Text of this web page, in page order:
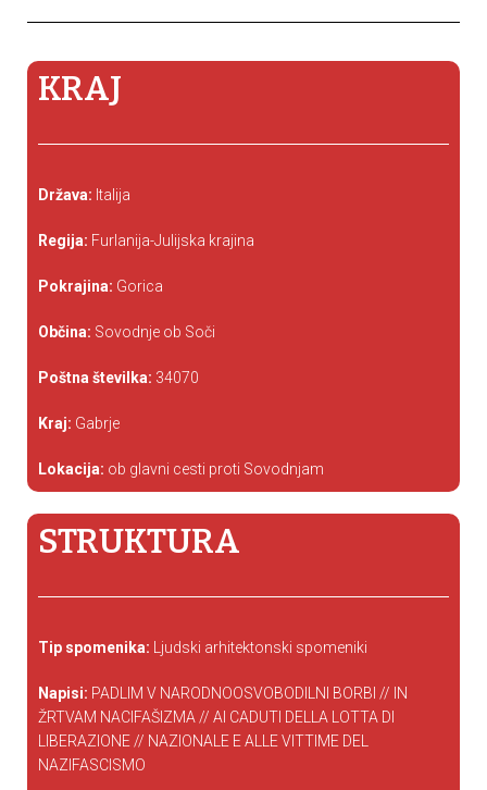
KRAJ
Država: Italija
Regija: Furlanija-Julijska krajina
Pokrajina: Gorica
Občina: Sovodnje ob Soči
Poštna številka: 34070
Kraj: Gabrje
Lokacija: ob glavni cesti proti Sovodnjam
STRUKTURA
Tip spomenika: Ljudski arhitektonski spomeniki
Napisi: PADLIM V NARODNOOSVOBODILNI BORBI // IN
ŽRTVAM NACIFAŠIZMA // AI CADUTI DELLA LOTTA DI
LIBERAZIONE // NAZIONALE E ALLE VITTIME DEL
NAZIFASCISMO